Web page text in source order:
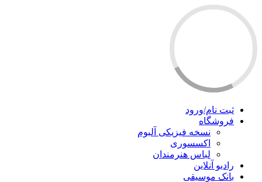
ثبت نام/ورود
فروشگاه
نسخه فیزیکی آلبوم
اکسسوری
لباس هنرمندان
رادیو آنلاین
بانک موسیقی